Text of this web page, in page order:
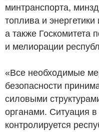
минтранспорта,
топлива и
а также Госкомитета
и мелиорации
«Все необходимые
безопасности
силовыми
органами. Ситуация
контролируется